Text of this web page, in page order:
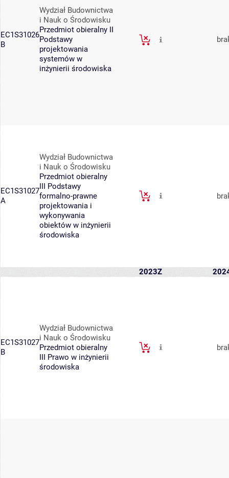
EC1S31026
B
Wydział Budownictwa
i Nauk o Środowisku
Przedmiot obieralny II
Podstawy
projektowania
systemów w
inżynierii środowiska
EC1S31027
A
Wydział Budownictwa
i Nauk o Środowisku
Przedmiot obieralny
III Podstawy
formalno-prawne
projektowania i
wykonywania
obiektów w inżynierii
środowiska
2023Z
EC1S31027
B
Wydział Budownictwa
i Nauk o Środowisku
Przedmiot obieralny
III Prawo w inżynierii
środowiska